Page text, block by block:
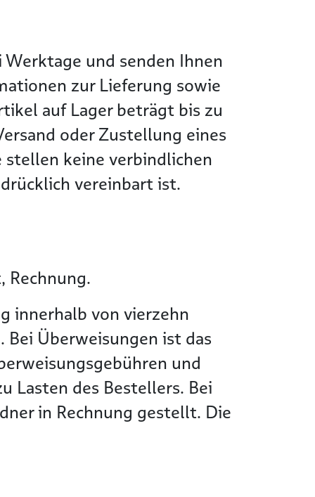
und senden Ihnen
zur Lieferung sowie
auf Lager beträgt bis zu
oder Zustellung eines
stellen keine verbindlichen
vereinbart ist.
Rechnung.
innerhalb von vierzehn
Überweisungen ist das
und
Lasten des Bestellers. Bei
in Rechnung gestellt. Die